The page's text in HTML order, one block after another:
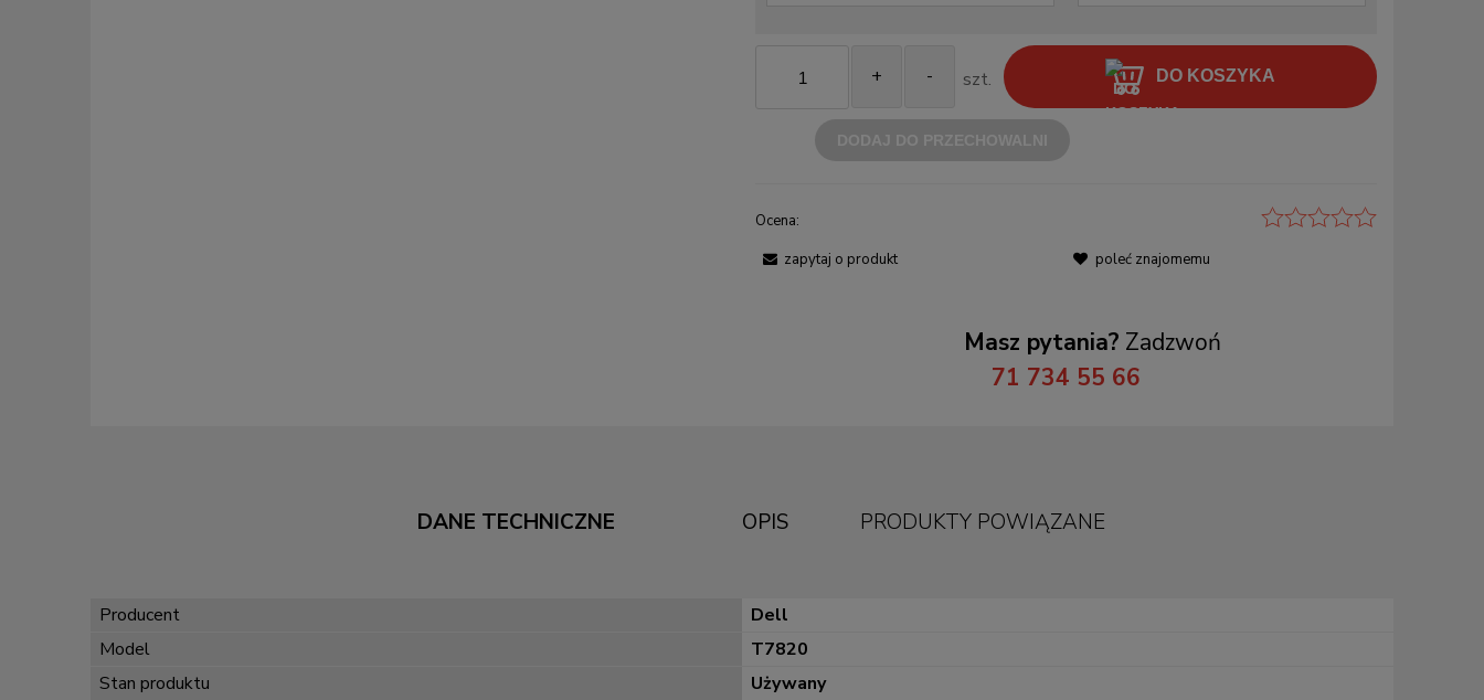
+ - szt. DO KOSZYKA
Ocena:
zapytaj o produkt
poleć znajomemu
Masz pytania? Zadzwoń
71 734 55 66
DANE TECHNICZNE OPIS PRODUKTY POWIĄZANE
Producent
Dell
Model
T7820
Stan produktu
Używany